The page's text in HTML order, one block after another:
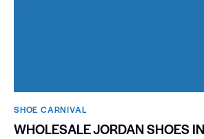
SHOE CARNIVAL​
WHOLESALE JORDAN SHOES